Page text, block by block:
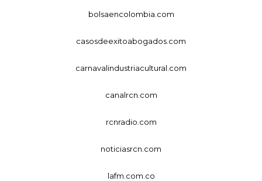
bolsaencolombia.com
casosdeexitoabogados.com
carnavalindustriacultural.com
canalrcn.com
rcnradio.com
noticiasrcn.com
lafm.com.co